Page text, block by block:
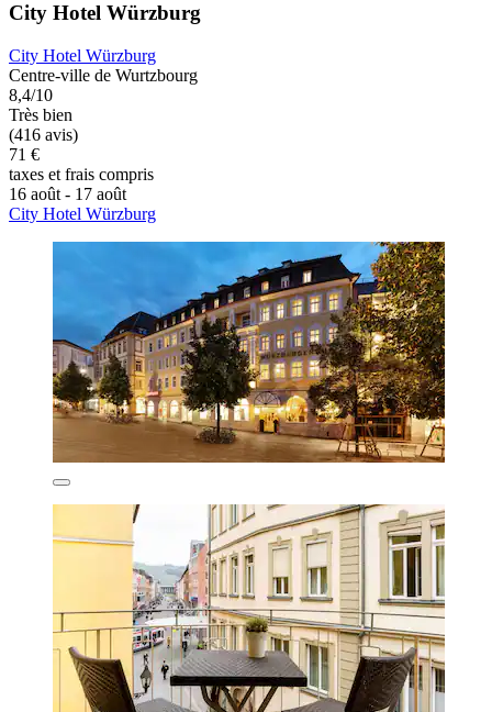
City Hotel Würzburg
City Hotel Würzburg
Centre-ville de Wurtzbourg
8,4/10
Très bien
(416 avis)
71 €
taxes et frais compris
16 août - 17 août
City Hotel Würzburg